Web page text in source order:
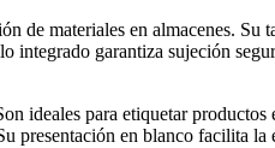
de materiales en almacenes. Su
garantiza sujeción
ideales para etiquetar productos
presentación en blanco facilita la